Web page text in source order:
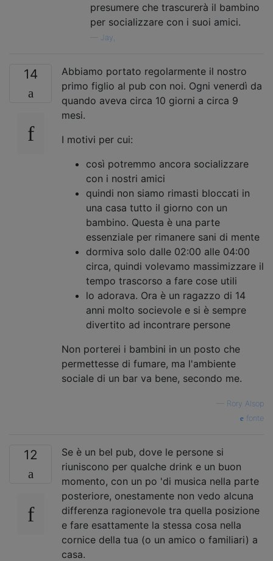
presumere che trascurerà il bambino
per socializzare con i suoi amici.
Jay,
14
Abbiamo portato regolarmente il nostro
primo figlio al pub con noi. Ogni venerdì da
quando aveva circa 10 giorni a circa 9
mesi.
I motivi per cui:
così potremmo ancora socializzare
con i nostri amici
quindi non siamo rimasti bloccati in
una casa tutto il giorno con un
bambino. Questa è una parte
essenziale per rimanere sani di mente
dormiva solo dalle 02:00 alle 04:00
circa, quindi volevamo massimizzare il
tempo trascorso a fare cose utili
lo adorava. Ora è un ragazzo di 14
anni molto socievole e si è sempre
divertito ad incontrare persone
Non porterei i bambini in un posto che
permettesse di fumare, ma l'ambiente
sociale di un bar va bene, secondo me.
Rory Alsop
fonte
12
Se è un bel pub, dove le persone si
riuniscono per qualche drink e un buon
momento, con un po 'di musica nella parte
posteriore, onestamente non vedo alcuna
differenza ragionevole tra quella posizione
e fare esattamente la stessa cosa nella
cornice della tua (o un amico o familiari) a
casa.